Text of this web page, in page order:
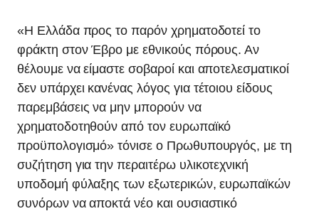
«Η Ελλάδα προς το παρόν χρηματοδοτεί το
φράκτη στον Έβρο με εθνικούς πόρους. Αν
θέλουμε να είμαστε σοβαροί και αποτελεσματικοί
δεν υπάρχει κανένας λόγος για τέτοιου είδους
παρεμβάσεις να μην μπορούν να
χρηματοδοτηθούν από τον ευρωπαϊκό
προϋπολογισμό» τόνισε ο Πρωθυπουργός, με τη
συζήτηση για την περαιτέρω υλικοτεχνική
υποδομή φύλαξης των εξωτερικών, ευρωπαϊκών
συνόρων να αποκτά νέο και ουσιαστικό